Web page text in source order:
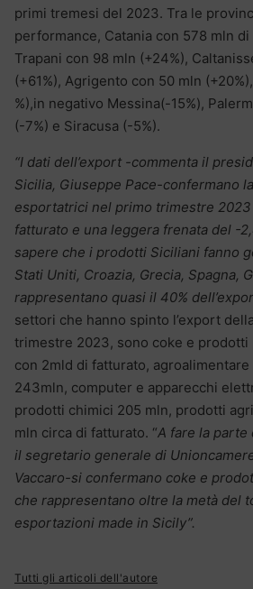
primi tremesi del 2023. Tra le
performance, Catania con 578 mln
Trapani con 98 mln (+24%),
(+61%), Agrigento con 50 mln
%),in negativo Messina(-15%),
(-7%) e Siracusa (-5%).
“I dati dell’export -commenta il
Sicilia, Giuseppe Pace-confermano
esportatrici nel primo trimestre
fatturato e una leggera frenata del -
sapere che i prodotti Siciliani fanno
Stati Uniti, Croazia, Grecia, Spagna,
rappresentano quasi il 40%
settori che hanno spinto l’export
trimestre 2023, sono coke e
con 2mld di fatturato, agroalimentare
243mln, computer e apparecchi
prodotti chimici 205 mln, prodotti
mln circa di fatturato. “A fare la
il segretario generale di
Vaccaro-si confermano coke e
che rappresentano oltre la metà del
esportazioni made in Sicily”.
Tutti gli articoli dell'autore